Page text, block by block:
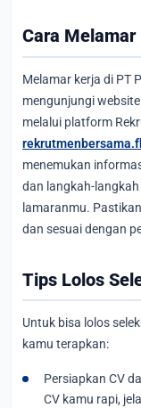
Cara Melamar
Melamar kerja di PT
mengunjungi
melalui platform
menemukan
dan langkah-
lamaranmu.
dan sesuai dengan
Tips Lolos
Untuk bisa lolos
kamu terapkan:
Persiapkan CV
CV kamu rapi,